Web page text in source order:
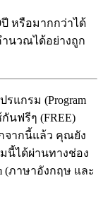
หรือมากกว่าได้
นวณได้อย่างถูก
แกรม (Program
นฟรีๆ (FREE)
จากนี้แล้ว คุณยัง
นี้ได้ผ่านทางช่อง
(ภาษาอังกฤษ และ